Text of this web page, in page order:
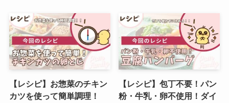
【レシピ】お惣菜のチキン
カツを使って簡単調理！
【レシピ】包丁不要！パン
粉・牛乳・卵不使用！ダイ